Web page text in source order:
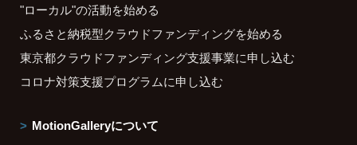
"ローカル"の活動を始める
ふるさと納税型クラウドファンディングを始める
東京都クラウドファンディング支援事業に申し込む
コロナ対策支援プログラムに申し込む
MotionGalleryについて